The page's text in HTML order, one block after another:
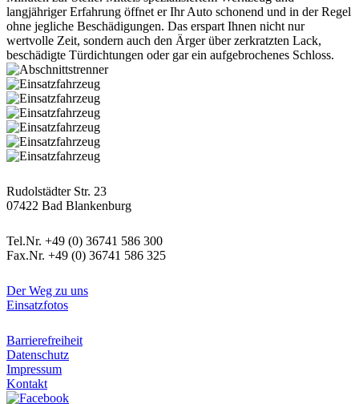
langjähriger Erfahrung öffnet er Ihr Auto schonend und in der Regel
ohne jegliche Beschädigungen. Das erspart Ihnen nicht nur
wertvolle Zeit, sondern auch den Ärger über zerkratzten Lack,
beschädigte Türdichtungen oder gar ein aufgebrochenes Schloss.
Rudolstädter Str. 23
07422 Bad Blankenburg
Tel.Nr. +49 (0) 36741 586 300
Fax.Nr. +49 (0) 36741 586 325
Der Weg zu uns
Einsatzfotos
Barrierefreiheit
Datenschutz
Impressum
Kontakt